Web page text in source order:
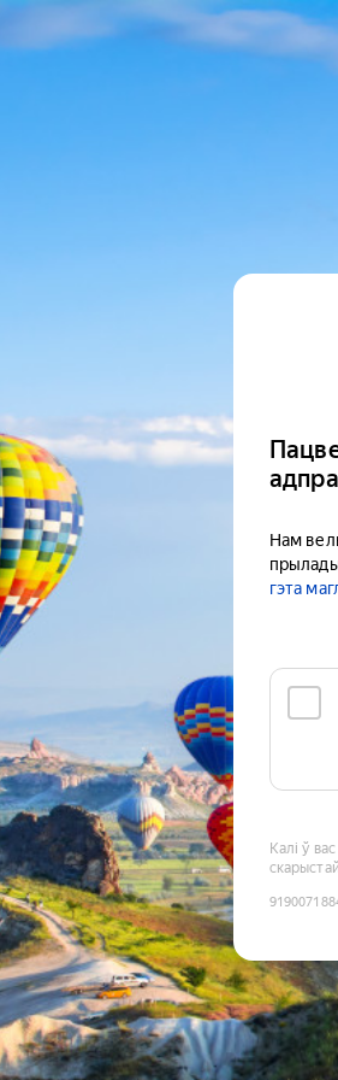
Нам
гэта
Калі ў